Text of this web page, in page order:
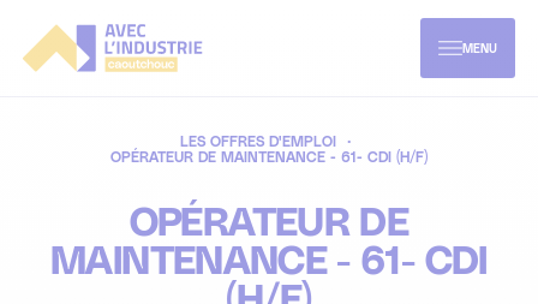
contenu
MENU
L'industrie caoutchouc
Les secteurs d'activités
Les métiers du caoutchouc
Mon parcours formation
LES OFFRES D'EMPLOI
OPÉRATEUR DE MAINTENANCE - 61- CDI (H/F)
OPÉRATEUR DE
MAINTENANCE - 61- CDI